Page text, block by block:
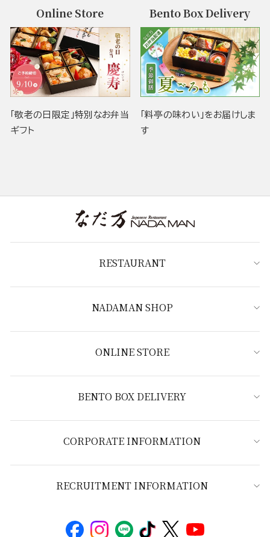
Online Store
「敬老の日限定」特別なお弁当
ギフト
Bento Box Delivery
「料亭の味わい」をお届けしま
す
RESTAURANT
NADAMAN SHOP
ONLINE STORE
BENTO BOX DELIVERY
CORPORATE INFORMATION
RECRUITMENT INFORMATION